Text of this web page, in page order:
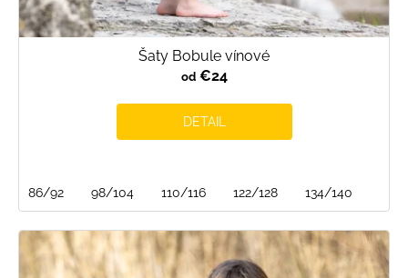
Šaty Bobule vínové
od€24
DETAIL
86/92 98/104 110/116 122/128 134/140